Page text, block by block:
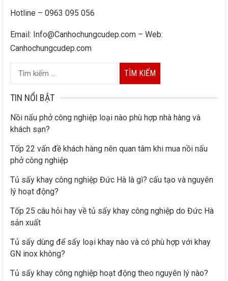
Hotline – 0963 095 056
Email: Info@Canhochungcudep.com – Web:
Canhochungcudep.com
ì
m
i
m
c
h
o
:
TIN NỔI BẬT
Nồi nấu phở công nghiệp loại nào phù hợp nhà hàng và
khách sạn?
Tốp 22 vấn đề khách hàng nên quan tâm khi mua nồi nấu
phở công nghiệp
Tủ sấy khay công nghiệp Đức Hà là gì? cấu tạo và nguyên
lý hoạt động?
Tốp 25 câu hỏi hay về tủ sấy khay công nghiệp do Đức Hà
sản xuất
Tủ sấy dùng để sấy loại khay nào và có phù hợp với khay
GN inox không?
Tủ sấy khay công nghiệp hoạt động theo nguyên lý nào?